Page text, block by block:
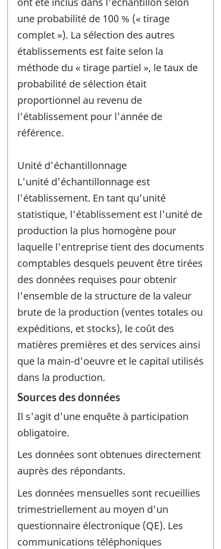
une probabilité de 100 % (« tirage
complet »). La sélection des autres
établissements est faite selon la
méthode du « tirage partiel », le taux de
probabilité de sélection était
proportionnel au revenu de
l'établissement pour l'année de
référence.
Unité d'échantillonnage
L'unité d'échantillonnage est
l'établissement. En tant qu'unité
statistique, l'établissement est l'unité de
production la plus homogène pour
laquelle l'entreprise tient des documents
comptables desquels peuvent être tirées
des données requises pour obtenir
l'ensemble de la structure de la valeur
brute de la production (ventes totales ou
expéditions, et stocks), le coût des
matières premières et des services ainsi
que la main-d'oeuvre et le capital utilisés
dans la production.
Sources des données
Il s'agit d'une enquête à participation
obligatoire.
Les données sont obtenues directement
auprès des répondants.
Les données mensuelles sont recueillies
trimestriellement au moyen d'un
questionnaire électronique (QE). Les
communications téléphoniques